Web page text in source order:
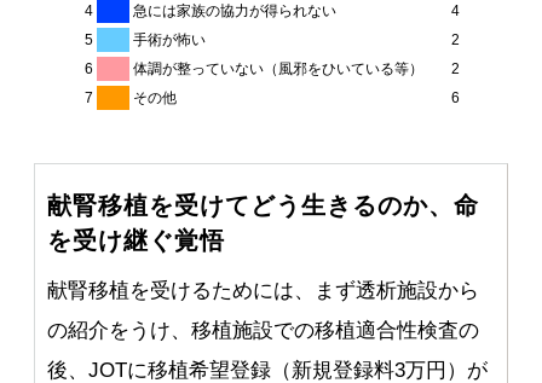
4
急には家族の協力が得られない
4
5
手術が怖い
2
6
体調が整っていない（風邪をひいている等）
2
7
その他 6
献腎移植を受けてどう生きるのか、命
を受け継ぐ覚悟
献腎移植を受けるためには、まず透析施設から
の紹介をうけ、移植施設での移植適合性検査の
後、JOTに移植希望登録（新規登録料3万円）が